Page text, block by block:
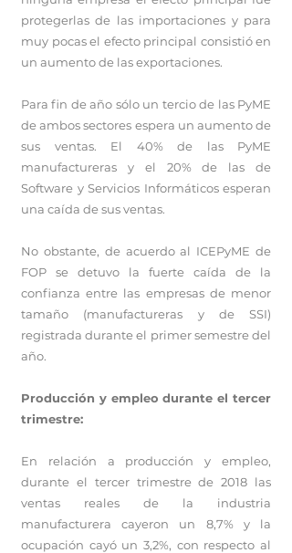
protegerlas de las importaciones y para
muy pocas el efecto principal consistió en
un aumento de las exportaciones.
Para fin de año sólo un tercio de las PyME
de ambos sectores espera un aumento de
sus ventas. El 40% de las PyME
manufactureras y el 20% de las de
Software y Servicios Informáticos esperan
una caída de sus ventas.
No obstante, de acuerdo al ICEPyME de
FOP se detuvo la fuerte caída de la
confianza entre las empresas de menor
tamaño (manufactureras y de SSI)
registrada durante el primer semestre del
año.
Producción y empleo durante el tercer
trimestre:
En relación a producción y empleo,
durante el tercer trimestre de 2018 las
ventas reales de la industria
manufacturera cayeron un 8,7% y la
ocupación cayó un 3,2%, con respecto al